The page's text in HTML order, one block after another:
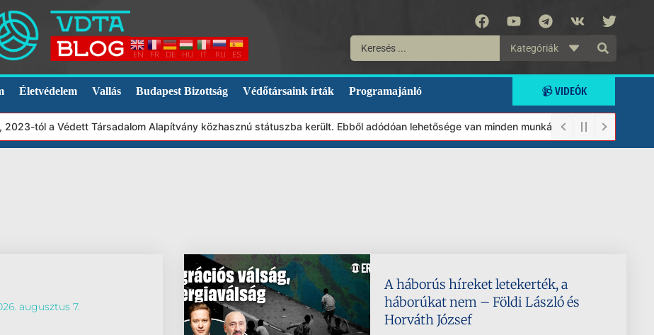
EN FR DE HU IT RU ES
Kategóriák
Életvédelem Vallás Budapest Bizottság Védőtársaink írták Programajánló 📹 VIDEÓK
a Védett Társadalom Alapítvány közhasznú státuszba került. Ebből adódóan lehetősége van minden munkánkat segíteni
augusztus 7.
A háborús híreket letekerték, a
háborúkat nem – Földi László és
Horváth József